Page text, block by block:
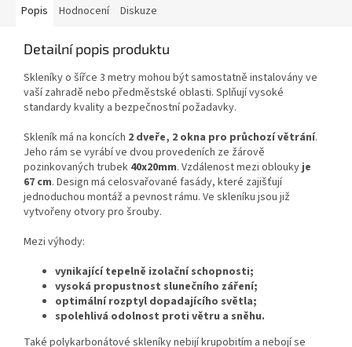
Popis Hodnocení Diskuze
Detailní popis produktu
Skleníky o šířce 3 metry mohou být samostatně instalovány ve
vaší zahradě nebo předměstské oblasti. Splňují vysoké
standardy kvality a bezpečnostní požadavky.
Skleník má na koncích 2 dveře, 2 okna pro průchozí větrání.
Jeho rám se vyrábí ve dvou provedeních ze žárově
pozinkovaných trubek 40x20mm. Vzdálenost mezi oblouky je
67 cm. Design má celosvařované fasády, které zajišťují
jednoduchou montáž a pevnost rámu. Ve skleníku jsou již
vytvořeny otvory pro šrouby.
Mezi výhody:
vynikající tepelně izolační schopnosti;
vysoká propustnost slunečního záření;
optimální rozptyl dopadajícího světla;
spolehlivá odolnost proti větru a sněhu.
Také polykarbonátové skleníky nebijí krupobitím a nebojí se